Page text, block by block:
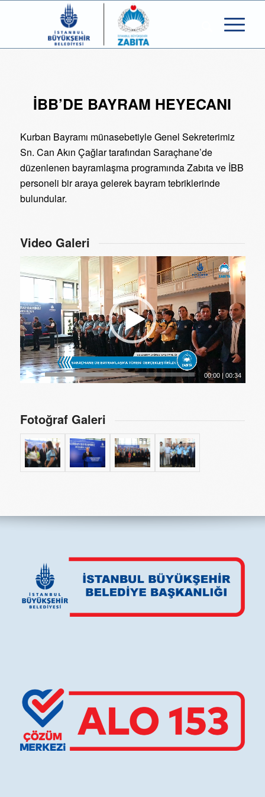
İBB’DE BAYRAM HEYECANI
Kurban Bayramı münasebetiyle Genel Sekreterimiz
Sn. Can Akın Çağlar tarafından Saraçhane’de
düzenlenen bayramlaşma programında Zabıta ve İBB
personeli bir araya gelerek bayram tebriklerinde
bulundular.
Video Galeri
00:00 |00:34
Fotoğraf Galeri